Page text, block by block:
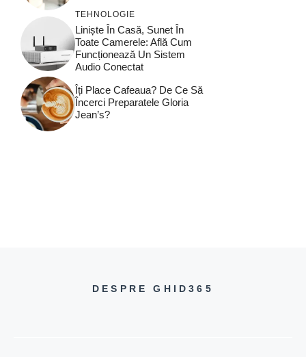
TEHNOLOGIE
Liniște În Casă, Sunet În
Toate Camerele: Află Cum
Funcționează Un Sistem
Audio Conectat
Îți Place Cafeaua? De Ce Să
Încerci Preparatele Gloria
Jean’s?
DESPRE GHID365